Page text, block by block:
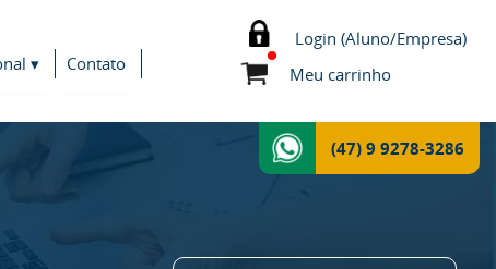
▾ Contato
Login (Aluno/Empresa)
Meu carrinho
(47) 9 9278-3286